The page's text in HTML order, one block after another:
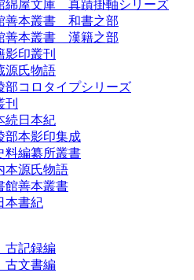
綿屋文庫 真蹟掛軸シリーズ
善本叢書 和書之部
善本叢書 漢籍之部
影印叢刊
源氏物語
部コロタイプシリーズ
刊
続日本紀
部本影印集成
料編纂所叢書
本源氏物語
館善本叢書
書紀
記録編
文書編